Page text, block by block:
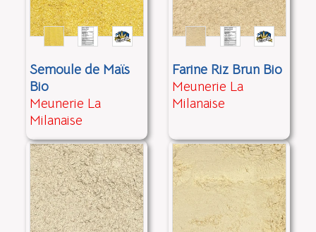
Semoule de Maïs
Bio
Meunerie La
Milanaise
Farine Riz Brun Bio
Meunerie La
Milanaise